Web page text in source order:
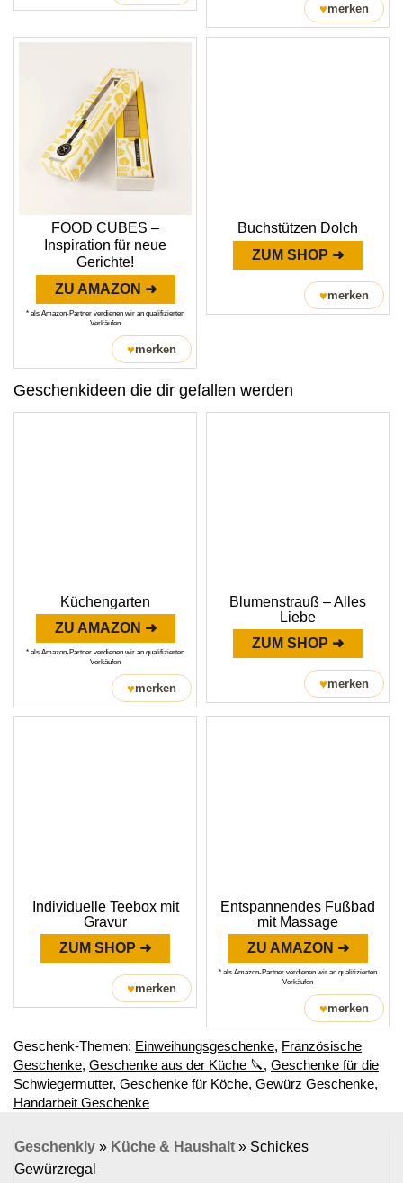
♥merken
FOOD CUBES –
Inspiration für neue
Gerichte!
ZU AMAZON ➜
* als Amazon-Partner verdienen wir an qualifizierten
Verkäufen
♥merken
Buchstützen Dolch
ZUM SHOP ➜
♥merken
Geschenkideen die dir gefallen werden
Küchengarten
ZU AMAZON ➜
* als Amazon-Partner verdienen wir an qualifizierten
Verkäufen
♥merken
Blumenstrauß – Alles
Liebe
ZUM SHOP ➜
♥merken
Individuelle Teebox mit
Gravur
ZUM SHOP ➜
♥merken
Entspannendes Fußbad
mit Massage
ZU AMAZON ➜
* als Amazon-Partner verdienen wir an qualifizierten
Verkäufen
♥merken
Geschenk-Themen: Einweihungsgeschenke, Französische
Geschenke, Geschenke aus der Küche 🔪, Geschenke für die
Schwiegermutter, Geschenke für Köche, Gewürz Geschenke,
Handarbeit Geschenke
Geschenkly » Küche & Haushalt » Schickes
Gewürzregal